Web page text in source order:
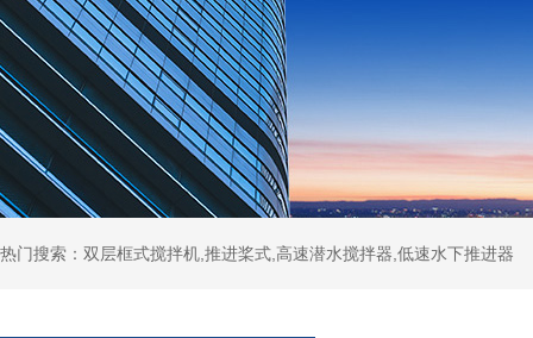
热门搜索：双层框式搅拌机,推进桨式,高速潜水搅拌器,低速水下推进器